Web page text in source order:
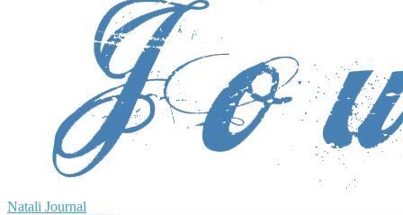
Natali Journal